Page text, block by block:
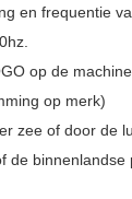
en frequentie
op de
op merk)
zee of door de
de binnenlandse